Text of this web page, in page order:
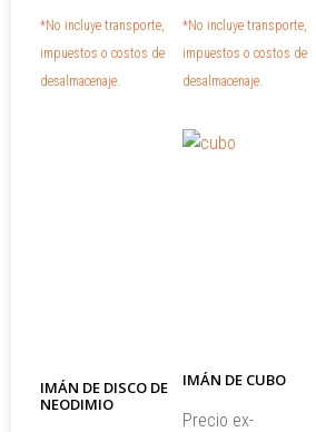
*No incluye transporte,
impuestos o costos de
desalmacenaje.
*No incluye transporte,
impuestos o costos de
desalmacenaje.
IMÁN DE DISCO DE
NEODIMIO
IMÁN DE CUBO
Precio ex-